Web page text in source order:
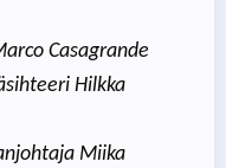
Casagrande
Hilkka
Miika